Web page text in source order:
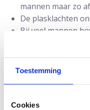
Toestemming
Cookies
mannen maar zo
De plasklachten
Bij veel mannen
prostaat groter
ontstaan.
Plasklachten
plasklachten.